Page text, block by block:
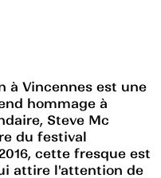
à Vincennes est une
hommage à
Steve Mc
du festival
cette fresque est
attire l'attention de